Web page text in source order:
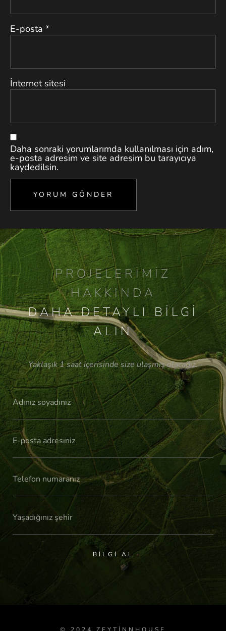
E-posta *
İnternet sitesi
Daha sonraki yorumlarımda kullanılması için adım,
e-posta adresim ve site adresim bu tarayıcıya
kaydedilsin.
PROJELERIMIZ
HAKKINDA
DAHA DETAYLI BILGI
ALIN
Yaklaşık 1 saat içerisinde size ulaşmış olacağız.
BILGI AL
© 2024 ZEYTINNHOUSE